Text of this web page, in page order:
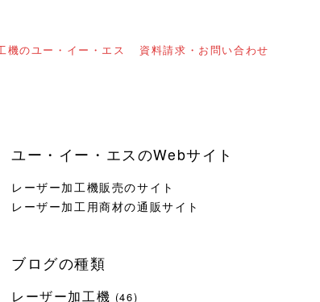
機のユー・イー・エス 資料請求・お問い合わせ
ユー・イー・エスのWebサイト
レーザー加工機販売のサイト
レーザー加工用商材の通販サイト
ブログの種類
レーザー加工機 (46)